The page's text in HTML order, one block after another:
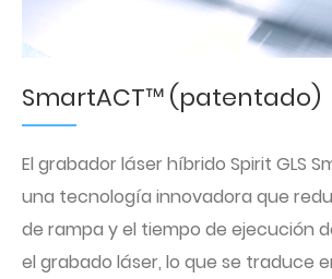
SmartACT™ (patentado)
El grabador láser híbrido Spirit GLS
una tecnología innovadora que
de rampa y el tiempo de ejecución
el grabado láser, lo que se traduce